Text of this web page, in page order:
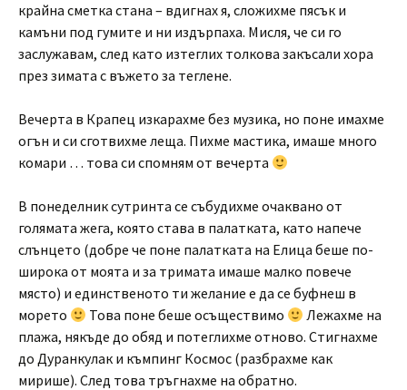
крайна сметка стана – вдигнах я, сложихме пясък и
камъни под гумите и ни издърпаха. Мисля, че си го
заслужавам, след като изтеглих толкова закъсали хора
през зимата с въжето за теглене.
Вечерта в Крапец изкарахме без музика, но поне имахме
огън и си сготвихме леща. Пихме мастика, имаше много
комари … това си спомням от вечерта
В понеделник сутринта се събудихме очаквано от
голямата жега, която става в палатката, като напече
слънцето (добре че поне палатката на Елица беше по-
широка от моята и за тримата имаше малко повече
място) и единственото ти желание е да се буфнеш в
морето
Това поне беше осъществимо
Лежахме на
плажа, някъде до обяд и потеглихме отново. Стигнахме
до Дуранкулак и къмпинг Космос (разбрахме как
мирише). След това тръгнахме на обратно.